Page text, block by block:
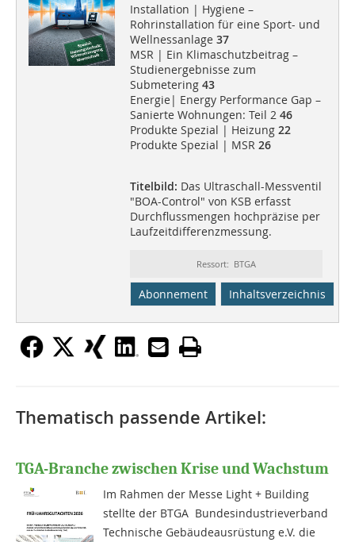
Installation | Hygiene –
Rohrinstallation für eine Sport- und
Wellnessanlage 37
MSR | Ein Klimaschutzbeitrag –
Studienergebnisse zum
Submetering 43
Energie| Energy Performance Gap –
Sanierte Wohnungen: Teil 2 46
Produkte Spezial | Heizung 22
Produkte Spezial | MSR 26
Titelbild: Das Ultraschall-Messventil
"BOA-Control" von KSB erfasst
Durchflussmengen hochpräzise per
Laufzeitdifferenzmessung.
Ressort: BTGA
Abonnement Inhaltsverzeichnis
Thematisch passende Artikel:
TGA-Branche zwischen Krise und Wachstum
Im Rahmen der Messe Light + Building
stellte der BTGA  Bundesindustrieverband
Technische Gebäudeausrüstung e.V. die